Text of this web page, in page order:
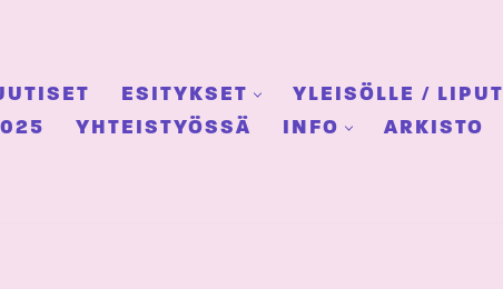
ESITYKSET
YLEISÖLLE / LIPUT
YHTEISTYÖSSÄ INFO ARKISTO